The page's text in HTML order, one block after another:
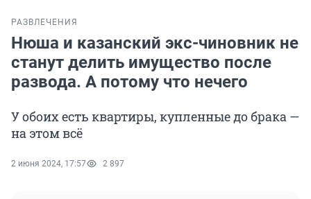
РАЗВЛЕЧЕНИЯ
Нюша и казанский экс-чиновник не
станут делить имущество после
развода. А потому что нечего
У обоих есть квартиры, купленные до брака —
на этом всё
2 июня 2024, 17:57 2 897